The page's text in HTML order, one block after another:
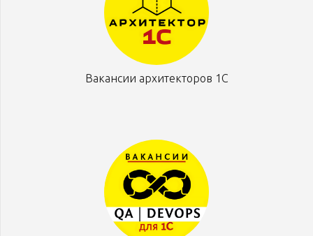
Вакансии архитекторов 1С